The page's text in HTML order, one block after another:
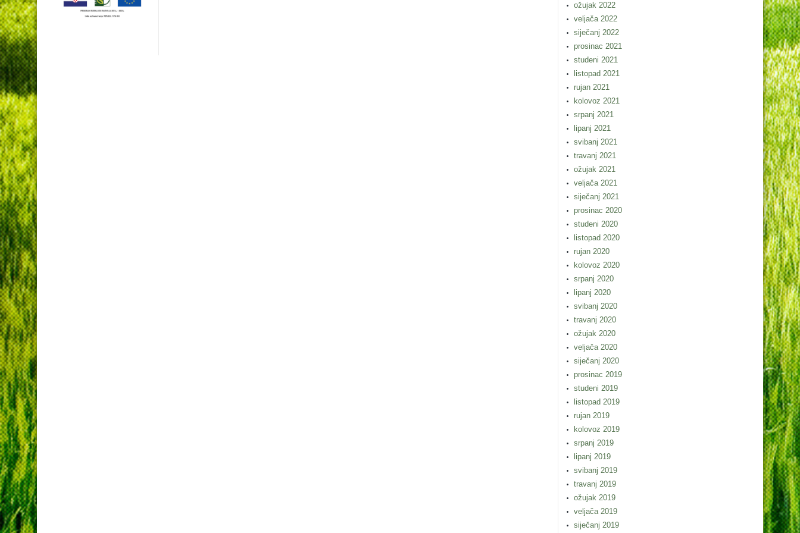
ožujak 2022
veljača 2022
siječanj 2022
prosinac 2021
studeni 2021
listopad 2021
rujan 2021
kolovoz 2021
srpanj 2021
lipanj 2021
svibanj 2021
travanj 2021
ožujak 2021
veljača 2021
siječanj 2021
prosinac 2020
studeni 2020
listopad 2020
rujan 2020
kolovoz 2020
srpanj 2020
lipanj 2020
svibanj 2020
travanj 2020
ožujak 2020
veljača 2020
siječanj 2020
prosinac 2019
studeni 2019
listopad 2019
rujan 2019
kolovoz 2019
srpanj 2019
lipanj 2019
svibanj 2019
travanj 2019
ožujak 2019
veljača 2019
siječanj 2019